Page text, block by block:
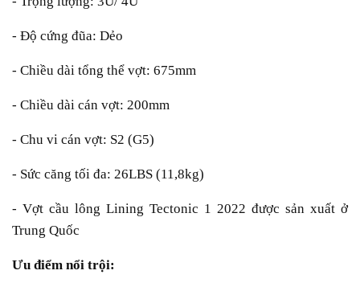
- Độ cứng đũa: Dẻo
- Chiều dài tổng thể vợt: 675mm
- Chiều dài cán vợt: 200mm
- Chu vi cán vợt: S2 (G5)
- Sức căng tối đa: 26LBS (11,8kg)
- Vợt cầu lông Lining Tectonic 1 2022 được sản xuất ở
Trung Quốc
Ưu điểm nổi trội: